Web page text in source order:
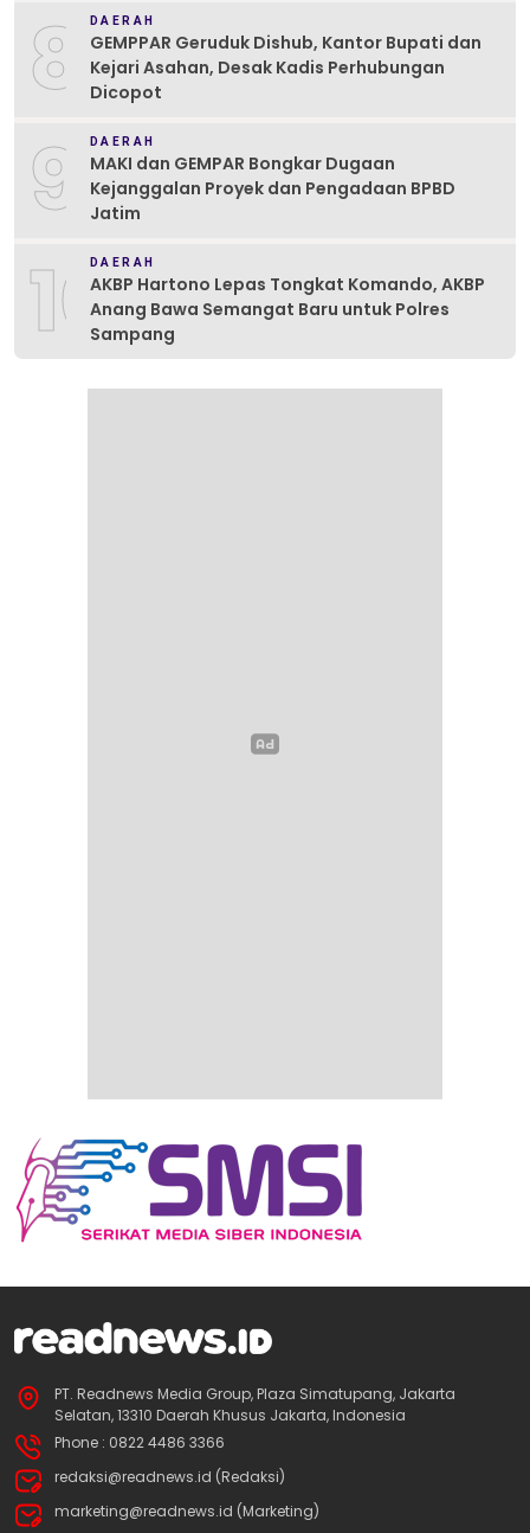
8 DAERAH
GEMPPAR Geruduk Dishub, Kantor Bupati dan
Kejari Asahan, Desak Kadis Perhubungan
Dicopot
9 DAERAH
MAKI dan GEMPAR Bongkar Dugaan
Kejanggalan Proyek dan Pengadaan BPBD
Jatim
10DAERAH
AKBP Hartono Lepas Tongkat Komando, AKBP
Anang Bawa Semangat Baru untuk Polres
Sampang
PT. Readnews Media Group, Plaza Simatupang, Jakarta
Selatan, 13310 Daerah Khusus Jakarta, Indonesia
Phone : 0822 4486 3366
redaksi@readnews.id (Redaksi)
marketing@readnews.id (Marketing)